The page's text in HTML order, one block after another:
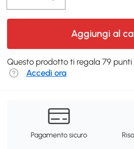
Aggiungi al
Questo prodotto ti regala 79 punti
Accedi ora
Pagamento sicuro